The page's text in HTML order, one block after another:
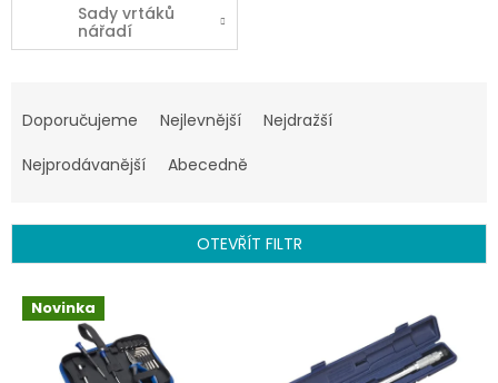
Sady vrtáků
nářadí
a
e
í
r
o
d
Doporučujeme Nejlevnější
Nejdražší
Nejprodávanější
Abecedně
OTEVŘÍT FILTR
V Novinka